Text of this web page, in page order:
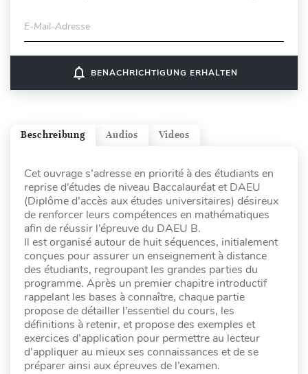
E-Mail-Adresse
notifications_none BENACHRICHTIGUNG ERHALTEN
Videos
Audios
Beschreibung
Cet ouvrage s’adresse en priorité à des étudiants en
reprise d’études de niveau Baccalauréat et DAEU
(Diplôme d’accès aux études universitaires) désireux
de renforcer leurs compétences en mathématiques
afin de réussir l’épreuve du DAEU B.
Il est organisé autour de huit séquences, initialement
conçues pour assurer un enseignement à distance
des étudiants, regroupant les grandes parties du
programme. Après un premier chapitre introductif
rappelant les bases à connaître, chaque partie
propose de détailler l’essentiel du cours, les
définitions à retenir, et propose des exemples et
exercices d’application pour permettre au lecteur
d’appliquer au mieux ses connaissances et de se
préparer ainsi aux épreuves de l’examen.